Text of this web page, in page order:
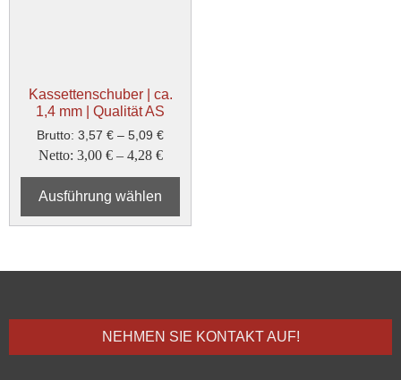
Kassettenschuber | ca.
1,4 mm | Qualität AS
Brutto: 3,57 € – 5,09 €
Netto: 3,00 € – 4,28 €
Ausführung wählen
NEHMEN SIE KONTAKT AUF!